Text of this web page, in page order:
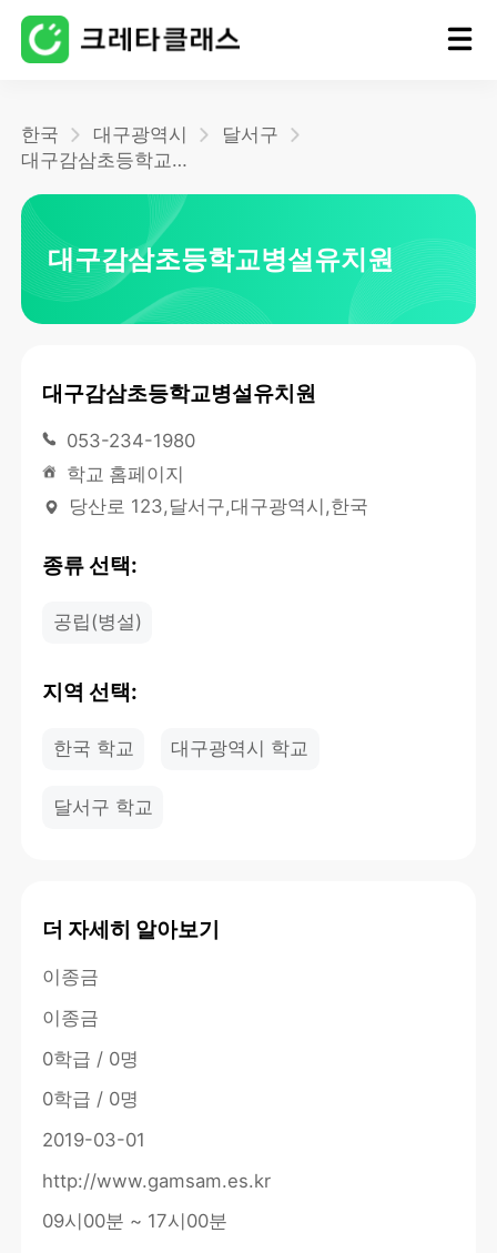
블로그
한국 대구광역시
달서구
대구감삼초등학교병설유치원
대구감삼초등학교병설유치원
대구감삼초등학교병설유치원
053-234-1980
학교 홈페이지
당산로 123,달서구,대구광역시,한국
종류 선택:
공립(병설)
지역 선택:
한국 학교 대구광역시 학교
달서구 학교
더 자세히 알아보기
이종금
이종금
0학급 / 0명
0학급 / 0명
2019-03-01
http://www.gamsam.es.kr
09시00분 ~ 17시00분